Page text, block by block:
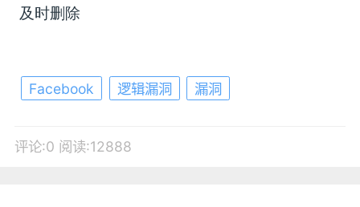
及时删除
Facebook 逻辑漏洞 漏洞
评论:0 阅读:12888